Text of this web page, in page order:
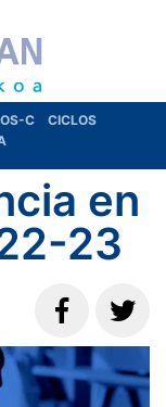
C
CICLOS
en
23